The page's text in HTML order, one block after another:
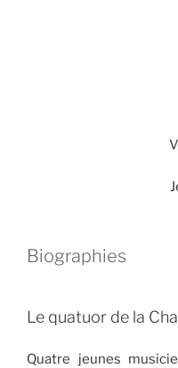
Biographies
Le quatuor de la
Quatre jeunes